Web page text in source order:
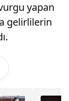
yapan
gelirlilerin